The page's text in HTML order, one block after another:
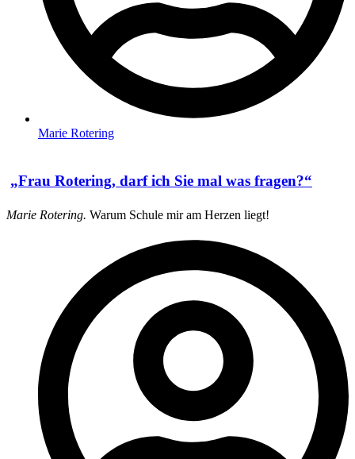
Marie Rotering
„Frau Rotering, darf ich Sie mal was fragen?“
Marie Rotering. Warum Schule mir am Herzen liegt!